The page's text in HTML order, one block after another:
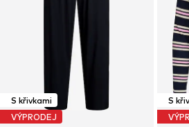
S křivkami
VÝPRODEJ
S